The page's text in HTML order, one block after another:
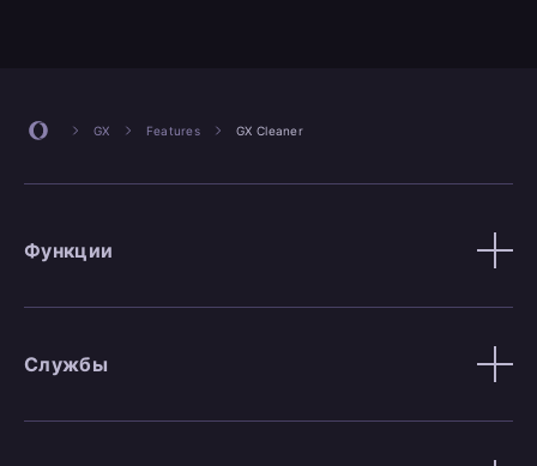
GX Features GX Cleaner
Функции
Службы